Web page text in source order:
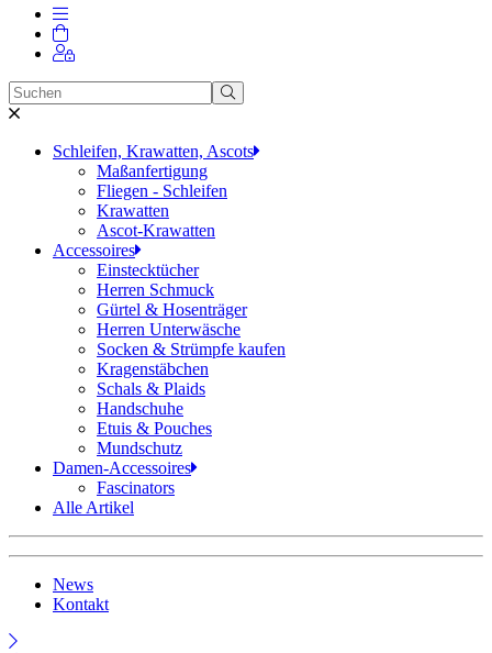
Schleifen, Krawatten, Ascots
Maßanfertigung
Fliegen - Schleifen
Krawatten
Ascot-Krawatten
Accessoires
Einstecktücher
Herren Schmuck
Gürtel & Hosenträger
Herren Unterwäsche
Socken & Strümpfe kaufen
Kragenstäbchen
Schals & Plaids
Handschuhe
Etuis & Pouches
Mundschutz
Damen-Accessoires
Fascinators
Alle Artikel
News
Kontakt